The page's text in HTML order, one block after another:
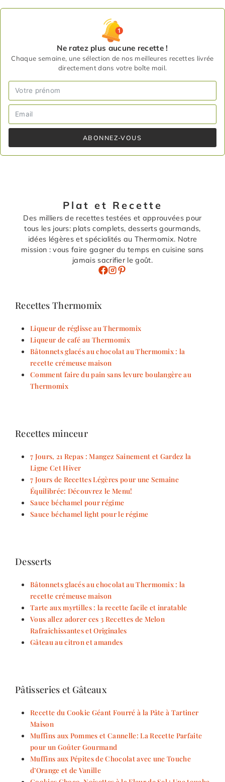
Ne ratez plus aucune recette !
Chaque semaine, une sélection de nos meilleures recettes livrée
directement dans votre boîte mail.
ABONNEZ-VOUS
Plat et Recette
Des milliers de recettes testées et approuvées pour
tous les jours: plats complets, desserts gourmands,
idées légères et spécialités au Thermomix. Notre
mission : vous faire gagner du temps en cuisine sans
jamais sacrifier le goût.
Recettes Thermomix
Liqueur de réglisse au Thermomix
Liqueur de café au Thermomix
Bâtonnets glacés au chocolat au Thermomix : la
recette crémeuse maison
Comment faire du pain sans levure boulangère au
Thermomix
Recettes minceur
7 Jours, 21 Repas : Mangez Sainement et Gardez la
Ligne Cet Hiver
7 Jours de Recettes Légères pour une Semaine
Équilibrée: Découvrez le Menu!
Sauce béchamel pour régime
Sauce béchamel light pour le régime
Desserts
Bâtonnets glacés au chocolat au Thermomix : la
recette crémeuse maison
Tarte aux myrtilles : la recette facile et inratable
Vous allez adorer ces 3 Recettes de Melon
Rafraîchissantes et Originales
Gâteau au citron et amandes
Pâtisseries et Gâteaux
Recette du Cookie Géant Fourré à la Pâte à Tartiner
Maison
Muffins aux Pommes et Cannelle: La Recette Parfaite
pour un Goûter Gourmand
Muffins aux Pépites de Chocolat avec une Touche
d’Orange et de Vanille